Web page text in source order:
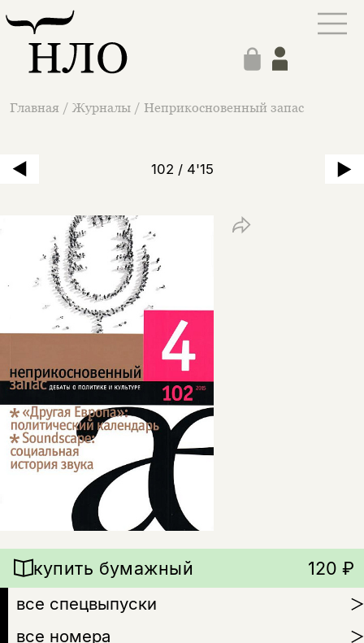
Главная / Журналы / Неприкосновенный запас
102 / 4'15
все спецвыпуски
все номера
купить бумажный 120 ₽